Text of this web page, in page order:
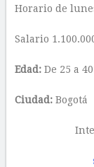
Horario de
Salario
Edad:De 25 a
Ciudad:Bogotá